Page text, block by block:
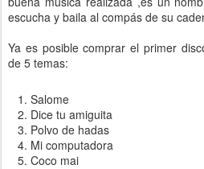
escucha y baila al compás de su
Ya es posible comprar el primer
de 5 temas:
Salome
Dice tu amiguita
Polvo de hadas
Mi computadora
Coco mai